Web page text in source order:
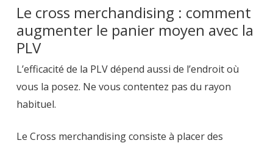
Le cross merchandising : comment
augmenter le panier moyen avec la
PLV
L’efficacité de la PLV dépend aussi de l’endroit où
vous la posez. Ne vous contentez pas du rayon
habituel.
Le Cross merchandising consiste à placer des